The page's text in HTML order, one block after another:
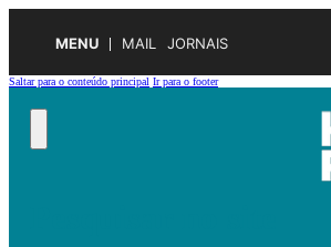
MENU MAIL JORNAIS
Saltar para o conteúdo principal Ir para o footer